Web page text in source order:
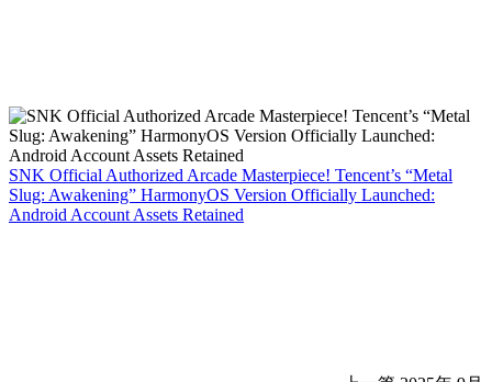
SNK Official Authorized Arcade Masterpiece! Tencent’s “Metal
Slug: Awakening” HarmonyOS Version Officially Launched:
Android Account Assets Retained